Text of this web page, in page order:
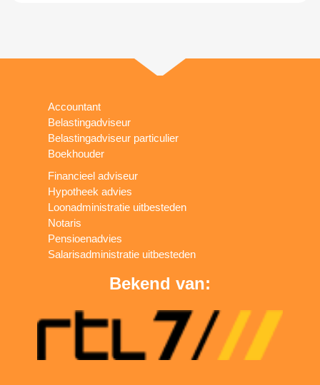
Accountant
Belastingadviseur
Belastingadviseur particulier
Boekhouder
Financieel adviseur
Hypotheek advies
Loonadministratie uitbesteden
Notaris
Pensioenadvies
Salarisadministratie uitbesteden
Bekend van: